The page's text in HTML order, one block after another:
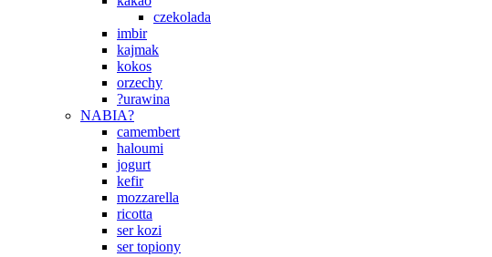
czekolada
imbir
kajmak
kokos
orzechy
?urawina
NABIA?
camembert
haloumi
jogurt
kefir
mozzarella
ricotta
ser kozi
ser topiony